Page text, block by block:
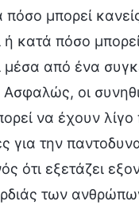
μπορεί
κατά πόσο
από ένα
οι
να έχουν
για την
ότι εξετάζει
των